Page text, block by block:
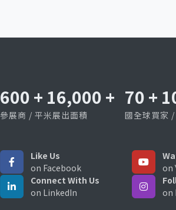
600 + 16,000 +
參展商 / 平米展出面積
70 +
國全球買家
Like Us
on Facebook
on
Connect With Us
on LinkedIn
on